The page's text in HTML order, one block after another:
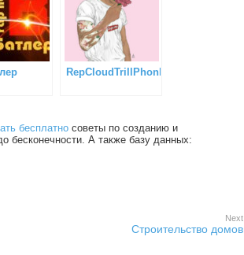
RepCloudTrillPhonk
бесплатно советы по созданию и
бесконечности. А также базу данных:
Next
Строительство домов